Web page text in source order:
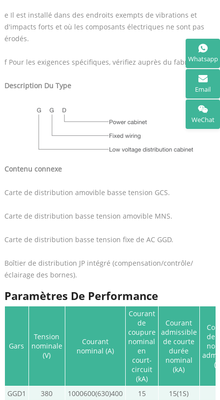
e Il est installé dans des endroits exempts de vibrations et
d'impacts forts et où les composants électriques ne sont pas
érodés.
f Pour les exigences spécifiques, vérifiez auprès du fabricant.
Description Du Type
Contenu connexe
Carte de distribution amovible basse tension GCS.
Carte de distribution basse tension amovible MNS.
Carte de distribution basse tension fixe de AC GGD.
Boîtier de distribution JP intégré (compensation/contrôle/
éclairage des bornes).
Paramètres De Performance
Gars
Tension
nominale
(V)
Courant
nominal (A)
Courant
de
coupure
nominal
en
court-
circuit
(kA)
Courant
admissible
de courte
durée
nominal
(kA)
de
GGD1 380 1000600(630)400 15 15(1S)
Whatsapp
Email
WeChat